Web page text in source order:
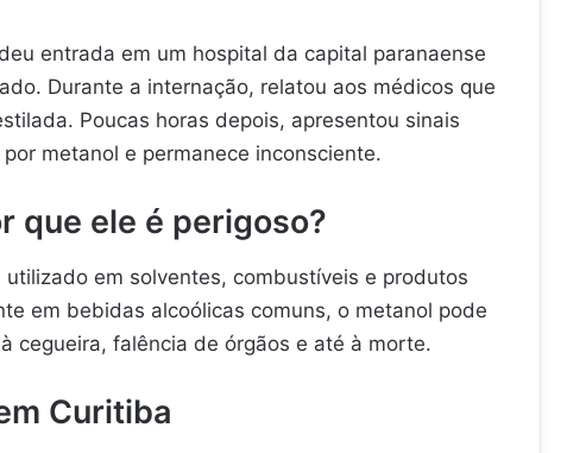
entrada em um hospital da capital paranaense
Durante a internação, relatou aos médicos que
Poucas horas depois, apresentou sinais
metanol e permanece inconsciente.
que ele é perigoso?
em solventes, combustíveis e produtos
em bebidas alcoólicas comuns, o metanol pode
cegueira, falência de órgãos e até à morte.
Curitiba